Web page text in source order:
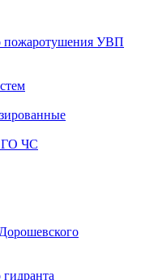
пожаротушения УВП
ГО ЧС